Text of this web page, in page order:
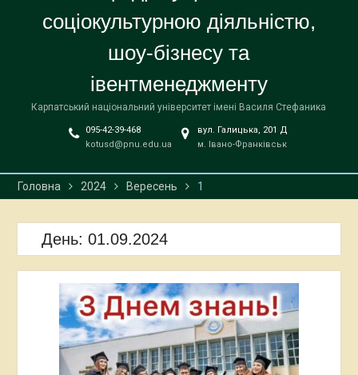
всіма показниками
соціокультурною діяльністю,
шоу-бізнесу та
івентменеджменту
Карпатський національний університет імені Василя Стефаника
095-42-39-468
kotusd@pnu.edu.ua
вул. Галицька, 201 Д
м. Івано-Франківськ
Головна 2024 Вересень 1
День: 01.09.2024